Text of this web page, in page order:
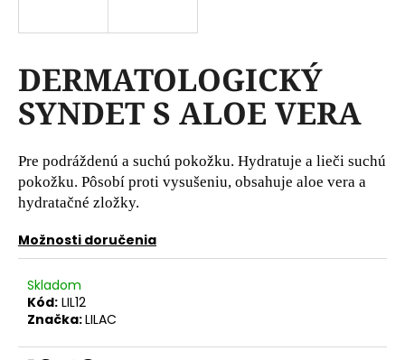
DERMATOLOGICKÝ
SYNDET S ALOE VERA
Pre podráždenú a suchú pokožku. Hydratuje a lieči suchú
pokožku. Pôsobí proti vysušeniu, obsahuje aloe vera a
hydratačné zložky.
Možnosti doručenia
Skladom
Kód: LIL12
Značka:LILAC
s
ť
?
O
d
p
o